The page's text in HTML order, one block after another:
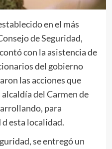
en el más
de Seguridad,
con la asistencia de
del gobierno
las acciones que
del Carmen de
para
esta localidad.
se entregó un